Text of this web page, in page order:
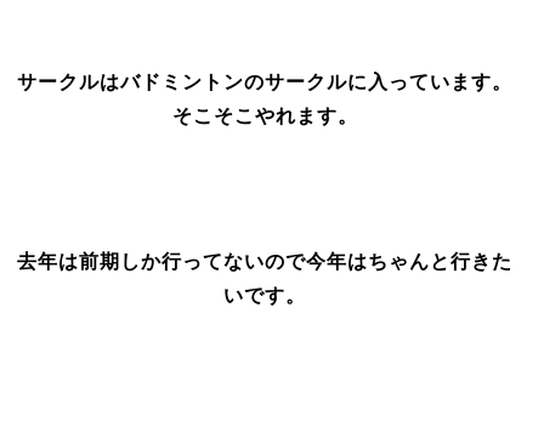
サークルはバドミントンのサークルに入っています。
そこそこやれます。
去年は前期しか行ってないので今年はちゃんと行きた
いです。